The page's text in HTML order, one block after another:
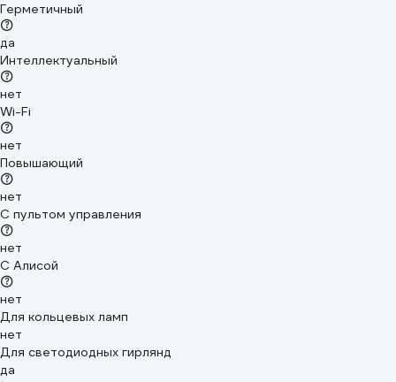
Герметичный
да
Интеллектуальный
нет
Wi-Fi
нет
Повышающий
нет
С пультом управления
нет
С Алисой
нет
Для кольцевых ламп
нет
Для светодиодных гирлянд
да